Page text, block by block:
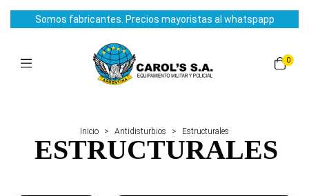
Somos fabricantes. Precios mayoristas al whatspapp
0
Inicio > Antidisturbios > Estructurales
ESTRUCTURALES